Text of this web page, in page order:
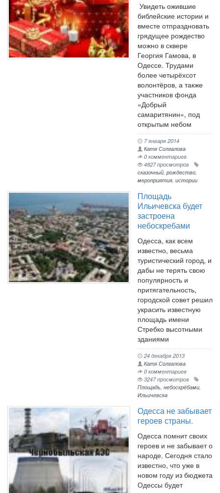
Увидеть ожившие
библейские истории и
вместе отпраздновать
грядущее рождество
можно в сквере
Георгия Гамова, в
Одессе. Трудами
более четырёхсот
волонтёров, а также
участников фонда
«Добрый
самаритянин», под
открытым небом
7 января 2014
Катя Солгалова
0 комментариев
4827 просмотров
сказочный рождество
мероприятия истории
Площадь
Ильичевска будет
застроена
небоскребами
Одесса, как всем
известно, весьма
туристический город, и
дабы не терять свою
популярность и
притягательность,
городской совет решил
украсить известную
площадь имени
Стребко высотными
зданиями
24 декабря 2013
Катя Солгалова
0 комментариев
3247 просмотров
Площадь небоскрёбами
Ильичевска
Одесса не забывает
героев страны.
Одесса помнит своих
героев и не забывает о
народе. Сегодня стало
известно, что уже в
новом году из бюджета
Одессы будет